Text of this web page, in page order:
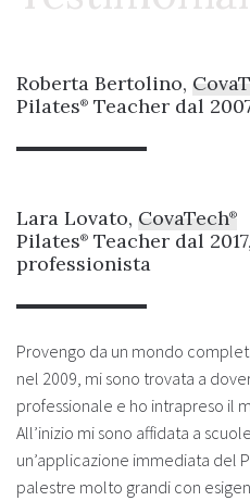
Roberta Bertolino,
Pilates® Teacher dal
Lara Lovato, CovaTech®
Pilates® Teacher dal
professionista
Provengo da un mondo
nel 2009, mi sono trovata a
professionale e ho intrapreso il
All’inizio mi sono affidata a
un’applicazione immediata del
palestre molto grandi con